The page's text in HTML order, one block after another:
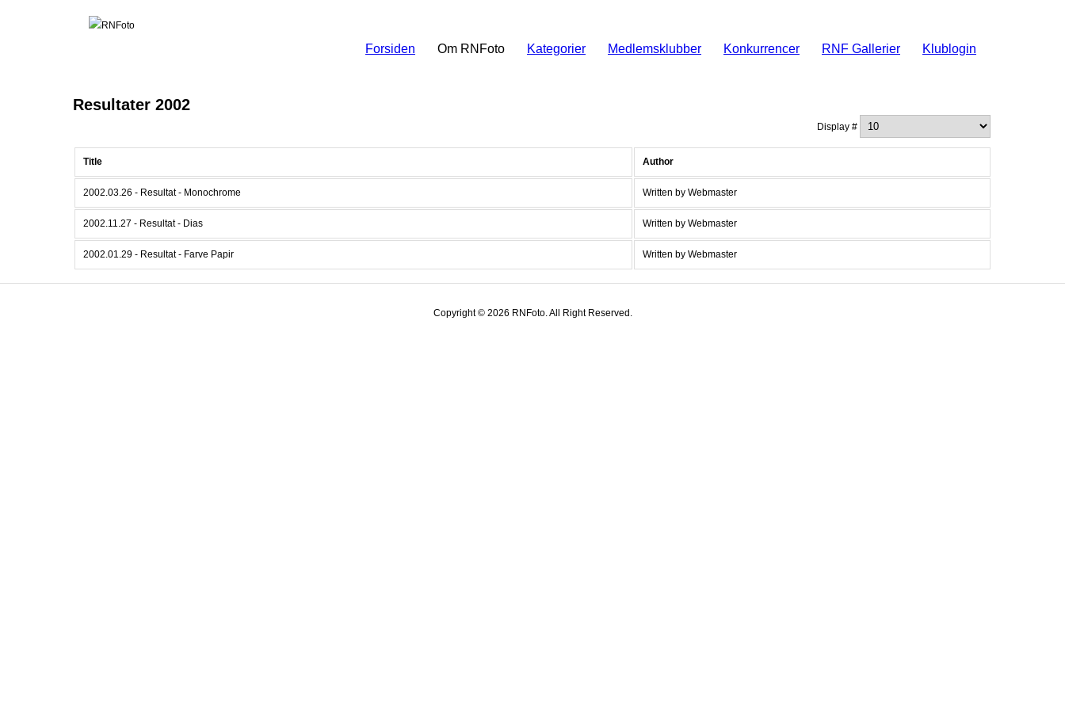
Forsiden Om RNFoto Kategorier Medlemsklubber Konkurrencer RNF Gallerier Klublogin
Resultater 2002
Display #
Title Author
2002.03.26 - Resultat - Monochrome Written by Webmaster
2002.11.27 - Resultat - Dias Written by Webmaster
2002.01.29 - Resultat - Farve Papir Written by Webmaster
Copyright © 2026 RNFoto. All Right Reserved.